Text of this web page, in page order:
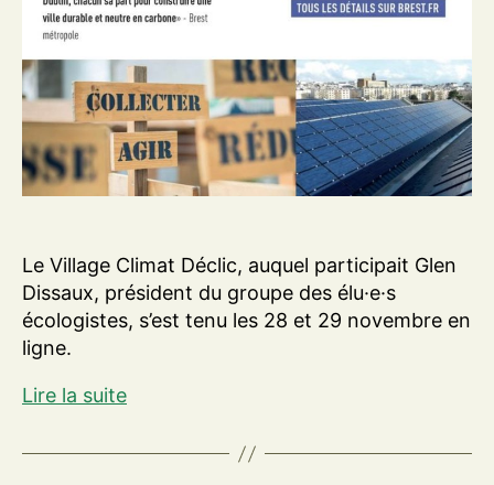
Le Village Climat Déclic, auquel participait Glen
Dissaux, président du groupe des élu·e·s
écologistes, s’est tenu les 28 et 29 novembre en
ligne.
Lire la suiteLes
de